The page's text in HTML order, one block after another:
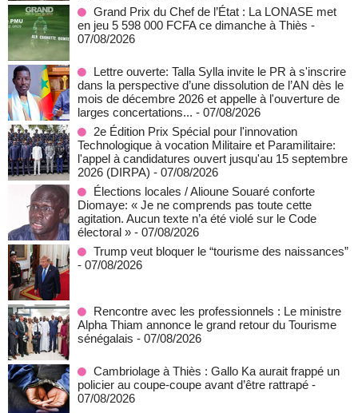
Grand Prix du Chef de l’État : La LONASE met
en jeu 5 598 000 FCFA ce dimanche à Thiès -
07/08/2026
Lettre ouverte: Talla Sylla invite le PR à s'inscrire
dans la perspective d’une dissolution de l’AN dès le
mois de décembre 2026 et appelle à l'ouverture de
larges concertations... - 07/08/2026
2e Édition Prix Spécial pour l'innovation
Technologique à vocation Militaire et Paramilitaire:
l'appel à candidatures ouvert jusqu'au 15 septembre
2026 (DIRPA) - 07/08/2026
Élections locales / Alioune Souaré conforte
Diomaye: « Je ne comprends pas toute cette
agitation. Aucun texte n’a été violé sur le Code
électoral » - 07/08/2026
Trump veut bloquer le “tourisme des naissances”
- 07/08/2026
Rencontre avec les professionnels : Le ministre
Alpha Thiam annonce le grand retour du Tourisme
sénégalais - 07/08/2026
Cambriolage à Thiès : Gallo Ka aurait frappé un
policier au coupe-coupe avant d’être rattrapé -
07/08/2026